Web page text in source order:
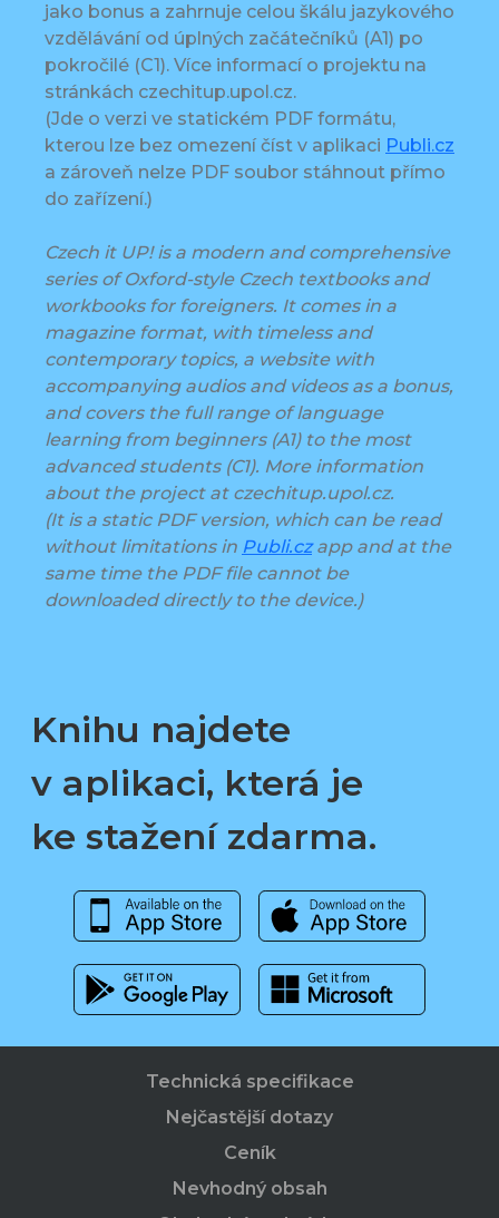
jako bonus a zahrnuje celou škálu jazykového
vzdělávání od úplných začátečníků (A1) po
pokročilé (C1). Více informací o projektu na
stránkách czechitup.upol.cz.
(Jde o verzi ve statickém PDF formátu,
kterou lze bez omezení číst v aplikaci Publi.cz
a zároveň nelze PDF soubor stáhnout přímo
do zařízení.)
Czech it UP! is a modern and comprehensive
series of Oxford-style Czech textbooks and
workbooks for foreigners. It comes in a
magazine format, with timeless and
contemporary topics, a website with
accompanying audios and videos as a bonus,
and covers the full range of language
learning from beginners (A1) to the most
advanced students (C1). More information
about the project at czechitup.upol.cz.
(It is a static PDF version, which can be read
without limitations in Publi.czapp and at the
same time the PDF file cannot be
downloaded directly to the device.)
Knihu najdete
v aplikaci, která je
ke stažení zdarma.
Technická specifikace
Nejčastější dotazy
Ceník
Nevhodný obsah